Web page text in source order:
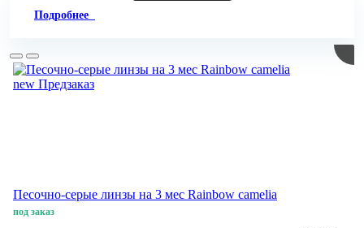
Подробнее
new Предзаказ
Песочно-серые линзы на 3 мес Rainbow camelia
под заказ